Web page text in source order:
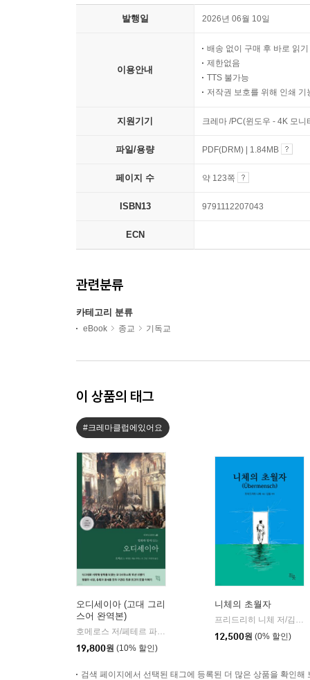
발행일 2026년 06월 10일
이용안내
배송 없이 구매 후 바로 읽기
제한없음
TTS 불가능
저작권 보호를 위해 인쇄 기
지원기기 크레마 /PC(윈도우 - 4K 모
파일/용량 PDF(DRM) | 1.84MB
페이지 수 약 123쪽
ISBN13 9791112207043
ECN
관련분류
카테고리 분류
eBook 종교 기독교
이 상품의 태그
#크레마클럽에있어요
오디세이아 (고대 그리
스어 완역본)
| 현대지성
19,800원 (10% 할인)
니체의 초월자
12,500원 (0% 할인)
검색 페이지에서 선택된 태그에 등록된 더 많은 상품을 확인해